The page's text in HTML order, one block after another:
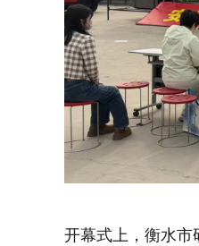
开幕式上，衡水市